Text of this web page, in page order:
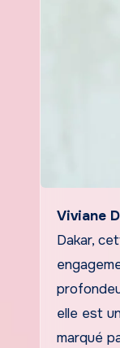
Viviane
Dakar,
elle est
marqué